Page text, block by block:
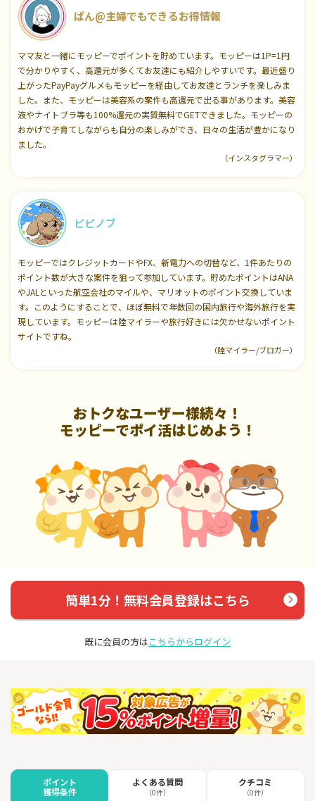
ぱん@主婦でもできるお得情報
ママ友と一緒にモッピーでポイントを貯めています。モッピーは1P=1円
で分かりやすく、高還元が多くてお友達にも紹介しやすいです。最近盛り
上がったPayPayグルメもモッピーを経由してお友達とランチを楽しみま
した。また、モッピーは美容系の案件も高還元で出る事があります。美容
液やナイトブラ等も100%還元の実質無料でGETできました。モッピーの
おかげで子育てしながらも自分の楽しみができ、日々の生活が豊かになり
ました。
（インスタグラマー）
ピピノブ
モッピーではクレジットカードやFX、新電力への切替など、1件あたりの
ポイント数が大きな案件を狙って参加しています。貯めたポイントはANA
やJALといった航空会社のマイルや、マリオットのポイント交換していま
す。このようにすることで、ほぼ無料で年数回の国内旅行や海外旅行を実
現しています。モッピーは陸マイラーや旅行好きには欠かせないポイント
サイトですね。
（陸マイラー/ブロガー）
おトクなユーザー様続々！
モッピーでポイ活はじめよう！
簡単1分！無料会員登録はこちら
既に会員の方はこちらからログイン
ポイント
獲得条件
よくある質問
（0件）
クチコミ
（0件）